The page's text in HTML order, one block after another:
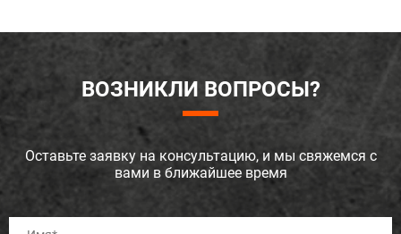
ВОЗНИКЛИ ВОПРОСЫ?
Оставьте заявку на консультацию, и мы свяжемся с
вами в ближайшее время